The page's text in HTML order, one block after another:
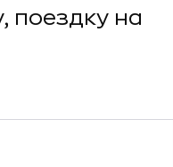
поездку на